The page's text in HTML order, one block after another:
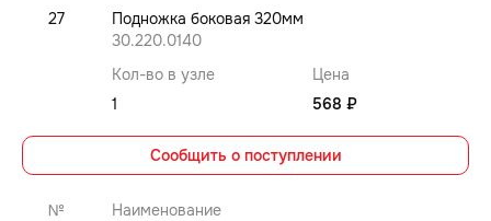
27
Подножка боковая 320мм
30.220.0140
Кол-во в узле
Цена
1
568 ₽
Сообщить о поступлении
№
Наименование